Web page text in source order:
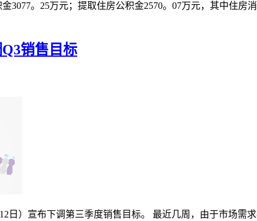
3077。25万元；提取住房公积金2570。07万元，其中住房
销售目标
日）宣布下调第三季度销售目标。 最近几周，由于市场